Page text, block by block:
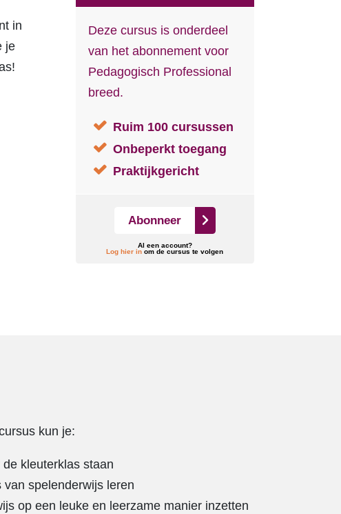
Deze cursus is onderdeel
van het abonnement voor
Pedagogisch Professional
breed.
Ruim 100 cursussen
Onbeperkt toegang
Praktijkgericht
Abonneer
Al een account?
Log hier in om de cursus te volgen
in
je
kun je:
kleuterklas staan
van spelenderwijs leren
op een leuke en leerzame manier inzetten